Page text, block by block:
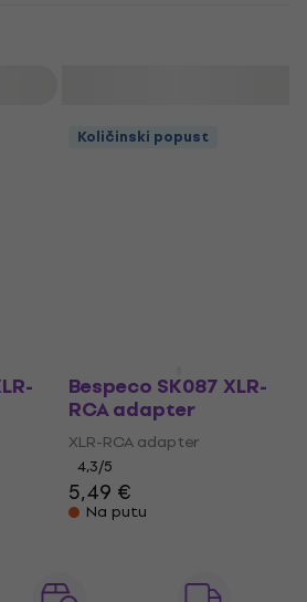
Količinski popust
Bespeco SK087 XLR-
RCA adapter
XLR-RCA adapter
4,3/5
5,49 €
Na putu